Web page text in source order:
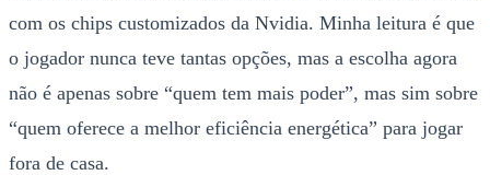
com os chips customizados da Nvidia. Minha leitura é que
o jogador nunca teve tantas opções, mas a escolha agora
não é apenas sobre “quem tem mais poder”, mas sim sobre
“quem oferece a melhor eficiência energética” para jogar
fora de casa.